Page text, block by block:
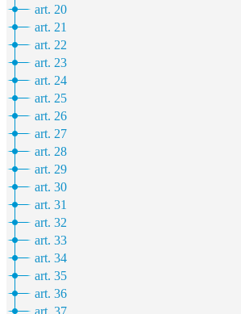
art. 20
art. 21
art. 22
art. 23
art. 24
art. 25
art. 26
art. 27
art. 28
art. 29
art. 30
art. 31
art. 32
art. 33
art. 34
art. 35
art. 36
art. 37